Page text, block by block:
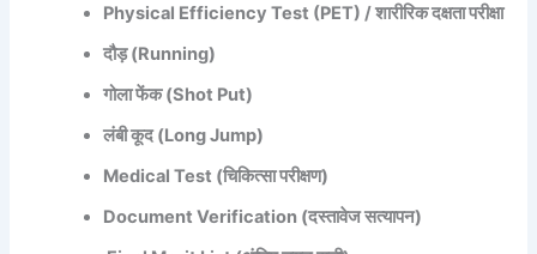
Physical Efficiency Test (PET) / शारीरिक दक्षता परीक्षा
दौड़ (Running)
गोला फेंक (Shot Put)
लंबी कूद (Long Jump)
Medical Test (चिकित्सा परीक्षण)
Document Verification (दस्तावेज सत्यापन)